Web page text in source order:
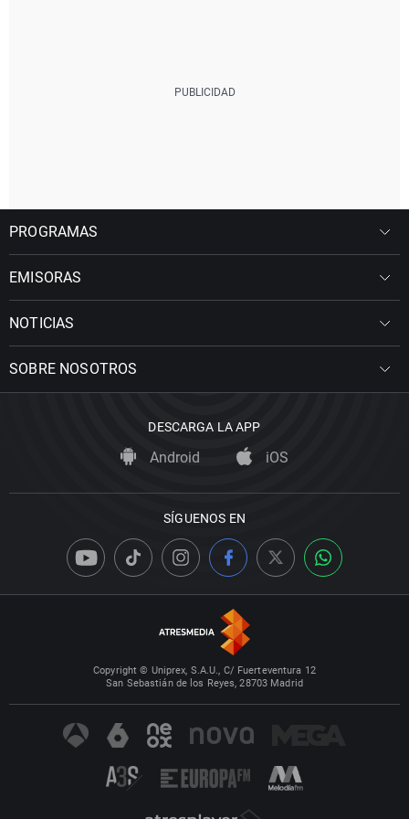
PROGRAMAS
EMISORAS
NOTICIAS
SOBRE NOSOTROS
DESCARGA LA APP
Android iOS
SÍGUENOS EN
Copyright © Uniprex, S.A.U., C/ Fuerteventura 12
San Sebastián de los Reyes, 28703 Madrid